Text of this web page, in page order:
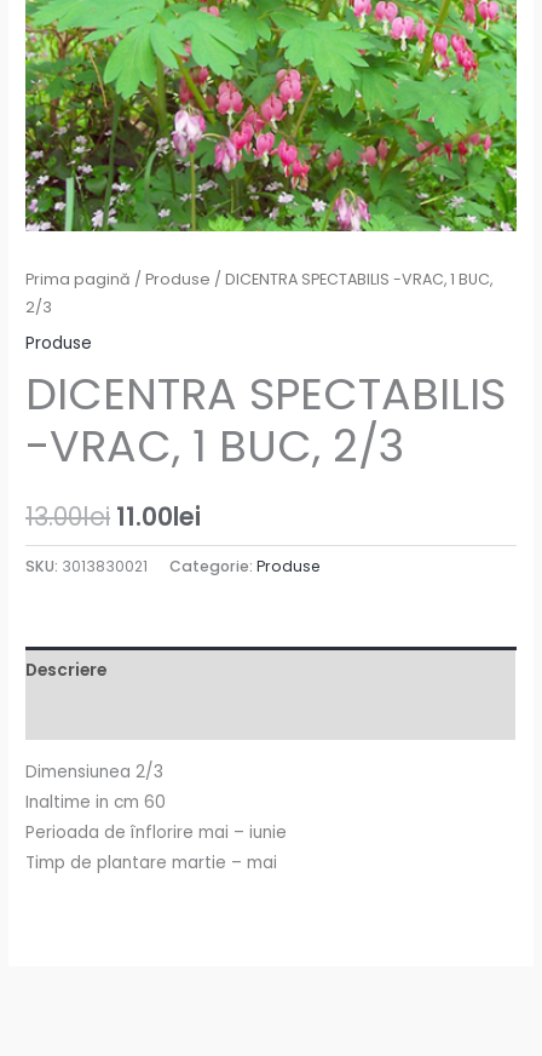
Prima pagină /Produse / DICENTRA SPECTABILIS -VRAC, 1 BUC,
2/3
Produse
DICENTRA SPECTABILIS
-VRAC, 1 BUC, 2/3
13.00lei 11.00lei
SKU: 3013830021 Categorie:Produse
Descriere
Dimensiunea 2/3
Inaltime in cm 60
Perioada de înflorire mai – iunie
Timp de plantare martie – mai